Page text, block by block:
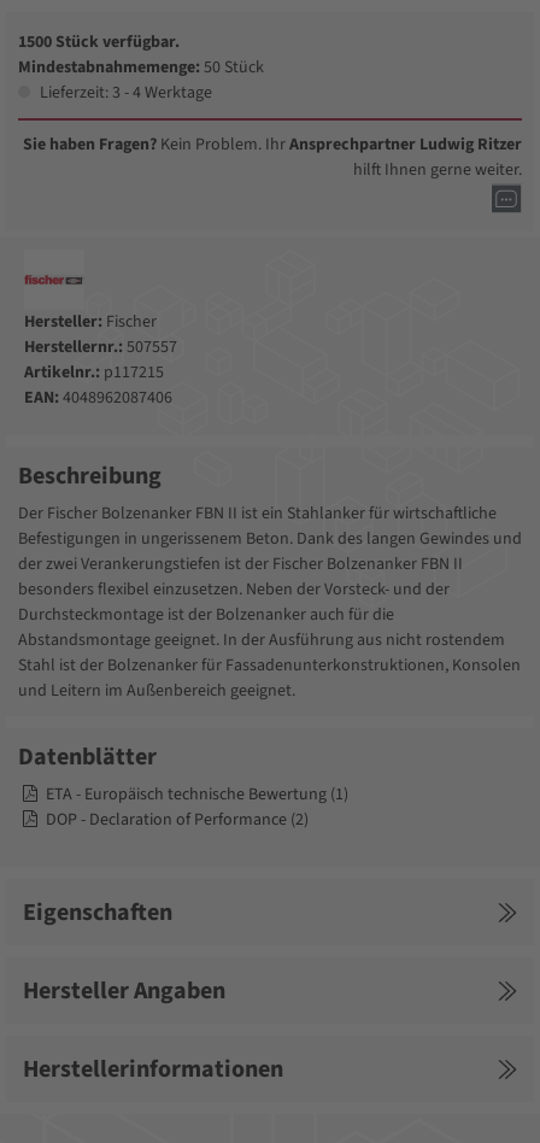
1500 Stück verfügbar.
Mindestabnahmemenge: 50 Stück
Lieferzeit: 3 - 4 Werktage
Sie haben Fragen? Kein Problem. IhrAnsprechpartner Ludwig Ritzer
hilft Ihnen gerne weiter.
Hersteller: Fischer
Herstellernr.: 507557
Artikelnr.: p117215
EAN: 4048962087406
Beschreibung
Der Fischer Bolzenanker FBN II ist ein Stahlanker für wirtschaftliche
Befestigungen in ungerissenem Beton. Dank des langen Gewindes und
der zwei Verankerungstiefen ist der Fischer Bolzenanker FBN II
besonders flexibel einzusetzen. Neben der Vorsteck- und der
Durchsteckmontage ist der Bolzenanker auch für die
Abstandsmontage geeignet. In der Ausführung aus nicht rostendem
Stahl ist der Bolzenanker für Fassadenunterkonstruktionen, Konsolen
und Leitern im Außenbereich geeignet.
Datenblätter
ETA - Europäisch technische Bewertung (1)
DOP - Declaration of Performance (2)
Eigenschaften
Hersteller Angaben
Herstellerinformationen